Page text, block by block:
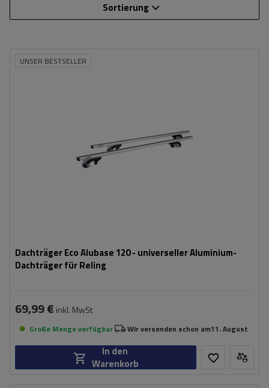
Sortierung
UNSER BESTSELLER
Dachträger Eco Alubase 120 - universeller Aluminium-
Dachträger für Reling
69,99 € inkl. MwSt
Große Menge verfügbar Wir versenden schon am11. August
In den
Warenkorb